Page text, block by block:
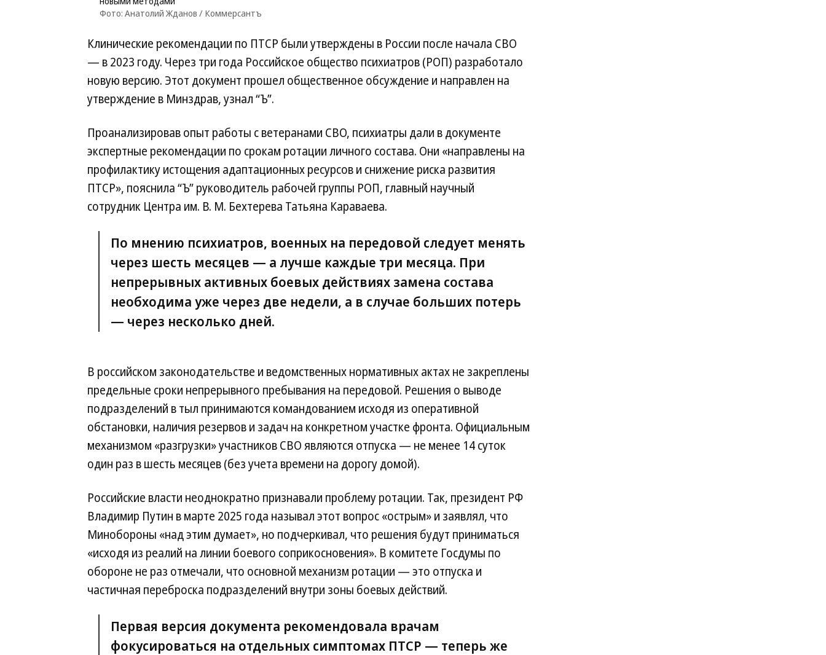
Фото: Анатолий Жданов / Коммерсантъ
Клинические рекомендации по ПТСР были утверждены в России после начала СВО
— в 2023 году. Через три года Российское общество психиатров (РОП) разработало
новую версию. Этот документ прошел общественное обсуждение и направлен на
утверждение в Минздрав, узнал “Ъ”.
Проанализировав опыт работы с ветеранами СВО, психиатры дали в документе
экспертные рекомендации по срокам ротации личного состава. Они «направлены на
профилактику истощения адаптационных ресурсов и снижение риска развития
ПТСР», пояснила “Ъ” руководитель рабочей группы РОП, главный научный
сотрудник Центра им. В. М. Бехтерева Татьяна Караваева.
По мнению психиатров, военных на передовой следует менять
через шесть месяцев — а лучше каждые три месяца. При
непрерывных активных боевых действиях замена состава
необходима уже через две недели, а в случае больших потерь
— через несколько дней.
В российском законодательстве и ведомственных нормативных актах не закреплены
предельные сроки непрерывного пребывания на передовой. Решения о выводе
подразделений в тыл принимаются командованием исходя из оперативной
обстановки, наличия резервов и задач на конкретном участке фронта. Официальным
механизмом «разгрузки» участников СВО являются отпуска — не менее 14 суток
один раз в шесть месяцев (без учета времени на дорогу домой).
Российские власти неоднократно признавали проблему ротации. Так, президент РФ
Владимир Путин в марте 2025 года называл этот вопрос «острым» и заявлял, что
Минобороны «над этим думает», но подчеркивал, что решения будут приниматься
«исходя из реалий на линии боевого соприкосновения». В комитете Госдумы по
обороне не раз отмечали, что основной механизм ротации — это отпуска и
частичная переброска подразделений внутри зоны боевых действий.
Первая версия документа рекомендовала врачам
фокусироваться на отдельных симптомах ПТСР — теперь же